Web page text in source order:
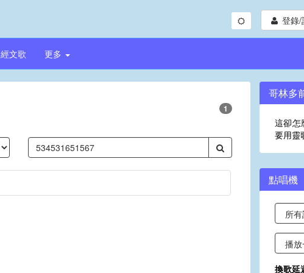
登錄/
經文歌 更多
1
哥林多
這卻怎
要用靈
點唱機
換歌延